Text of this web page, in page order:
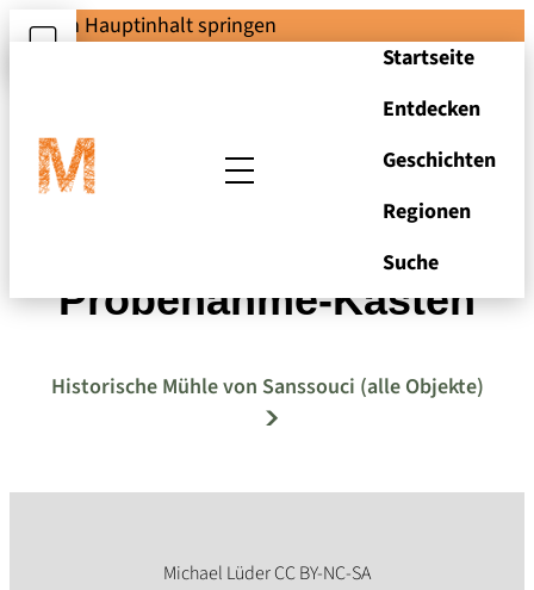
Zum Hauptinhalt springen
Startseite
Entdecken
Geschichten
Regionen
Suche
Mehlspachtel zum
Probenahme-Kasten
Historische Mühle von Sanssouci (alle Objekte)